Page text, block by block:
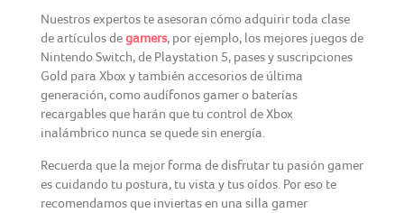
Nuestros expertos te asesoran cómo adquirir toda clase
de artículos degamers, por ejemplo, los mejores juegos de
Nintendo Switch, de Playstation 5, pases y suscripciones
Gold para Xbox y también accesorios de última
generación, como audífonos gamer o baterías
recargables que harán que tu control de Xbox
inalámbrico nunca se quede sin energía.
Recuerda que la mejor forma de disfrutar tu pasión gamer
es cuidando tu postura, tu vista y tus oídos. Por eso te
recomendamos que inviertas en una silla gamer